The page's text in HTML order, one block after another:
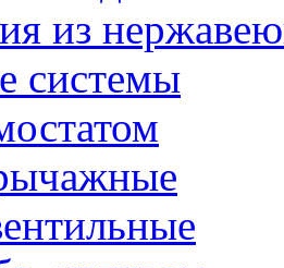
из
системы